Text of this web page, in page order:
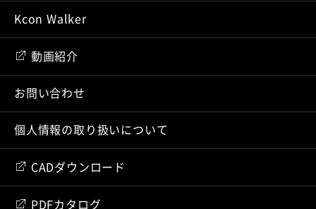
Kcon Walker
動画紹介
お問い合わせ
個人情報の取り扱いについて
CADダウンロード
PDFカタログ